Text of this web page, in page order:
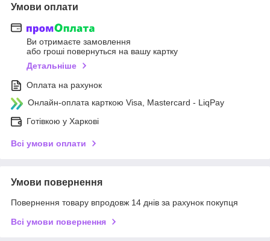
Умови оплати
Ви отримаєте замовлення
або гроші повернуться на вашу картку
Детальніше
Оплата на рахунок
Онлайн-оплата карткою Visa, Mastercard - LiqPay
Готівкою у Харкові
Всі умови оплати
Умови повернення
Повернення товару впродовж 14 днів за рахунок покупця
Всі умови повернення